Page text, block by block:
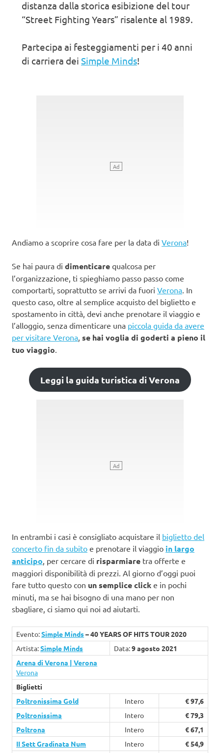
distanza dalla storica esibizione del tour
“Street Fighting Years” risalente al 1989.
Partecipa ai festeggiamenti per i 40 anni
di carriera dei Simple Minds!
Andiamo a scoprire cosa fare per la data di Verona!
Se hai paura di dimenticare qualcosa per
l’organizzazione, ti spieghiamo passo passo come
comportarti, soprattutto se arrivi da fuori Verona . In
questo caso, oltre al semplice acquisto del biglietto e
spostamento in città, devi anche prenotare il viaggio e
l’alloggio, senza dimenticare una piccola guida da avere
per visitare Verona se hai voglia di goderti a pieno il
tuo viaggio
Leggi la guida turistica di Verona
In entrambi i casi è consigliato acquistare il biglietto del
concerto fin da subito e prenotare il viaggio in largo
anticipo, per cercare di risparmiare tra offerte e
maggiori disponibilità di prezzi. Al giorno d’oggi puoi
fare tutto questo con un semplice click e in pochi
minuti, ma se hai bisogno di una mano per non
sbagliare, ci siamo qui noi ad aiutarti.
Evento:Simple Minds– 40 YEARS OF HITS TOUR 2020
Artista:Simple Minds Data:9 agosto 2021
Arena di Verona | Verona
Verona
Biglietti
Poltronissima Gold
Intero
€ 97,6
Poltronissima
Intero
€ 79,3
Poltrona
Intero
€ 67,1
II Sett Gradinata Num
Intero
€ 54,9